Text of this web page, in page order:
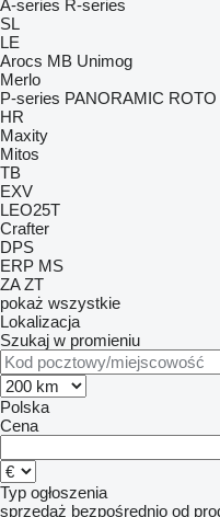
A-series R-series
SL
LE
Arocs MB Unimog
Merlo
P-series PANORAMIC ROTO
HR
Maxity
Mitos
TB
EXV
LEO25T
Crafter
DPS
ERP MS
ZA ZT
pokaż wszystkie
Lokalizacja
Szukaj w promieniu
Polska
Cena
Typ ogłoszenia
sprzedaż bezpośrednio od